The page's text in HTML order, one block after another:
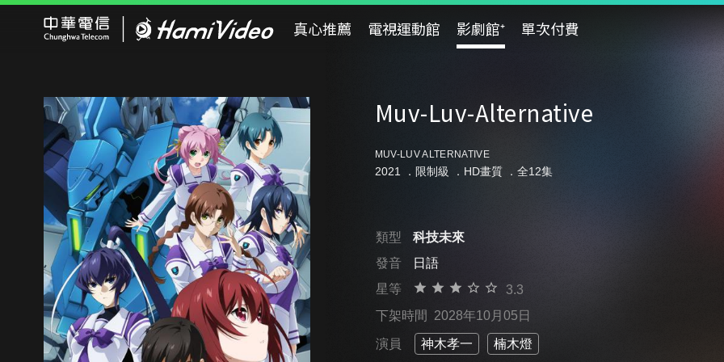
真心推薦 電視運動館 影劇館⁺ 單次付費
Muv-Luv-Alternative
MUV-LUV ALTERNATIVE
2021 ． 限制級 ．HD畫質 ．全12集
類型
科技未來
發音
日語
星等
3.3
下架時間 2028年10月05日
演員 神木孝一 楠木燈